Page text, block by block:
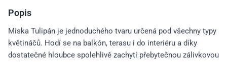
Popis
Miska Tulipán je jednoduchého tvaru určená pod všechny typy
květináčů. Hodí se na balkón, terasu i do interiéru a díky
dostatečné hloubce spolehlivě zachytí přebytečnou zálivkovou